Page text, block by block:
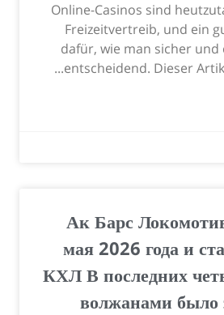
Online-Casinos sind
Freizeitvertreib, und ein
dafür, wie man sicher
entscheidend. Dieser
Ак Барс
мая 2026 года и
КХЛ В последних
волжанами было